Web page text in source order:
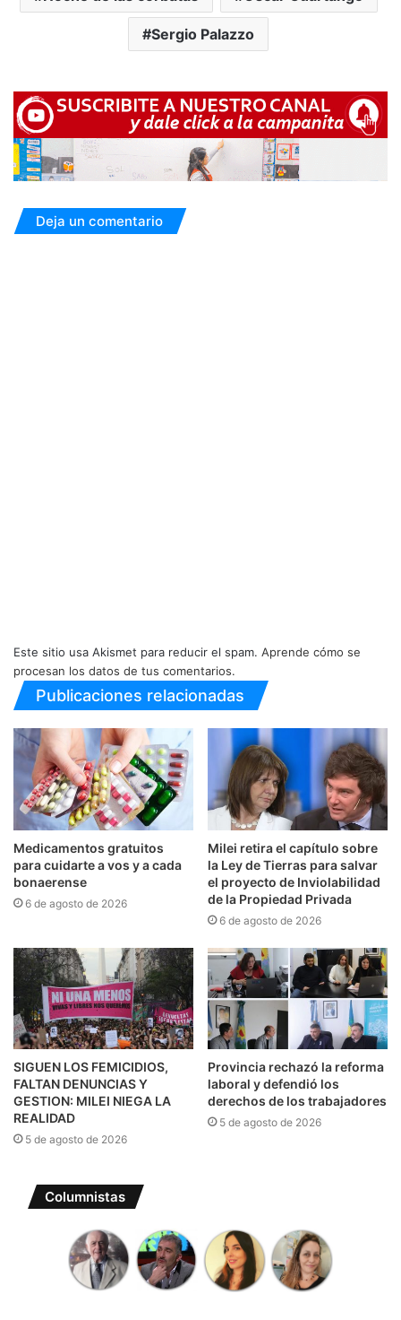
Sergio Palazzo
Deja un comentario
Este sitio usa Akismet para reducir el spam. Aprende cómo se
procesan los datos de tus comentarios.
Publicaciones relacionadas
Medicamentos gratuitos
para cuidarte a vos y a cada
bonaerense
6 de agosto de 2026
Milei retira el capítulo sobre
la Ley de Tierras para salvar
el proyecto de Inviolabilidad
de la Propiedad Privada
6 de agosto de 2026
SIGUEN LOS FEMICIDIOS,
FALTAN DENUNCIAS Y
GESTION: MILEI NIEGA LA
REALIDAD
5 de agosto de 2026
Provincia rechazó la reforma
laboral y defendió los
derechos de los trabajadores
5 de agosto de 2026
Columnistas